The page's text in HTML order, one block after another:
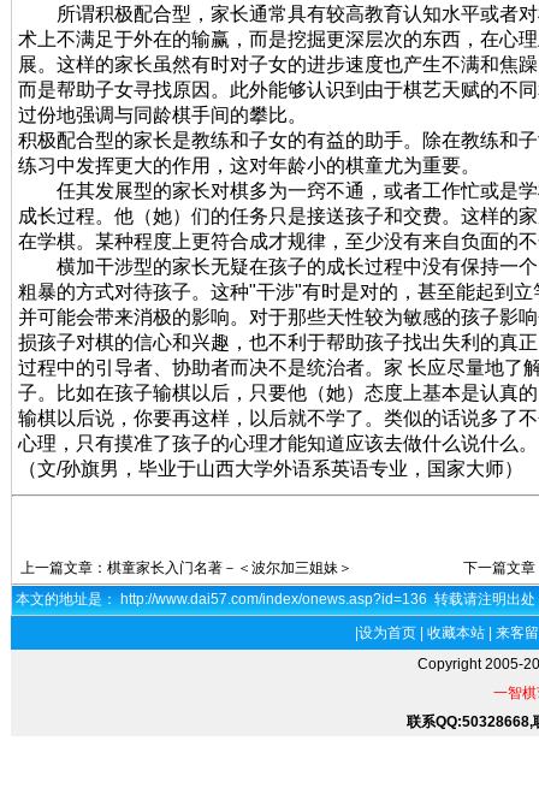
所谓积极配合型，家长通常具有较高教育认知水平或者对
术上不满足于外在的输赢，而是挖掘更深层次的东西，在心
展。这样的家长虽然有时对子女的进步速度也产生不满和焦
而是帮助子女寻找原因。此外能够认识到由于棋艺天赋的不
过份地强调与同龄棋手间的攀比。
积极配合型的家长是教练和子女的有益的助手。除在教练和
练习中发挥更大的作用，这对年龄小的棋童尤为重要。
任其发展型的家长对棋多为一窍不通，或者工作忙或是学
成长过程。他（她）们的任务只是接送孩子和交费。这样的
在学棋。某种程度上更符合成才规律，至少没有来自负面的
横加干涉型的家长无疑在孩子的成长过程中没有保持一个
粗暴的方式对待孩子。这种"干涉"有时是对的，甚至能起到
并可能会带来消极的影响。对于那些天性较为敏感的孩子影
损孩子对棋的信心和兴趣，也不利于帮助孩子找出失利的真
过程中的引导者、协助者而决不是统治者。家 长应尽量地了
子。比如在孩子输棋以后，只要他（她）态度上基本是认真
输棋以后说，你要再这样，以后就不学了。类似的话说多了
心理，只有摸准了孩子的心理才能知道应该去做什么说什么。
（文/孙旗男，毕业于山西大学外语系英语专业，国家大师）
上一篇文章： 棋童家长入门名著－＜波尔加三姐妹＞
下一篇文章
本文的地址是： http://www.dai57.com/index/onews.asp?id=136 转载请注明出处
设为首页 收藏本站|
来客
Copyright 2005-
一智
联系QQ:50328668,